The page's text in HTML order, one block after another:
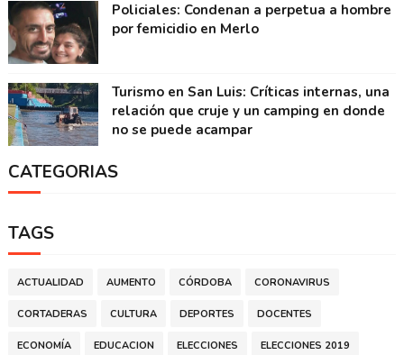
Policiales: Condenan a perpetua a hombre
por femicidio en Merlo
Turismo en San Luis: Críticas internas, una
relación que cruje y un camping en donde
no se puede acampar
CATEGORIAS
TAGS
ACTUALIDAD AUMENTO CÓRDOBA CORONAVIRUS
CORTADERAS CULTURA DEPORTES DOCENTES
ECONOMÍA EDUCACION ELECCIONES ELECCIONES 2019